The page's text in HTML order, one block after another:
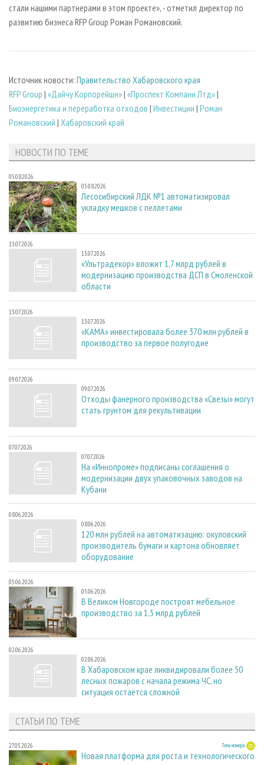
стали нашими партнерами в этом проекте», - отметил директор по
развитию бизнеса RFP Group Роман Романовский.
Источник новости: Правительство Хабаровского края
RFP Group | «Дайчу Корпорейшн»| «Проспект Компани Лтд»|
Биoэнергетика и переработка отходов | Инвестиции | Роман
Романовский | Хабаровский край
НОВОСТИ ПО ТЕМЕ
05.08.2026
05.08.2026
Лесосибирский ЛДК №1 автоматизировал
укладку мешков с пеллетами
13.07.2026
13.07.2026
«Ультрадекор» вложит 1,7 млрд рублей в
модернизацию производства ДСП в Смоленской
области
13.07.2026
13.07.2026
«КАМА» инвестировала более 370 млн рублей в
производство за первое полугодие
09.07.2026
09.07.2026
Отходы фанерного производства «Свезы» могут
стать грунтом для рекультивации
07.07.2026
07.07.2026
На «Иннопроме» подписаны соглашения о
модернизации двух упаковочных заводов на
Кубани
08.06.2026
08.06.2026
120 млн рублей на автоматизацию: окуловский
производитель бумаги и картона обновляет
оборудование
05.06.2026
05.06.2026
В Великом Новгороде построят мебельное
производство за 1,5 млрд рублей
02.06.2026
02.06.2026
В Хабаровском крае ликвидировали более 50
лесных пожаров с начала режима ЧС, но
ситуация остаётся сложной
СТАТЬИ ПО ТЕМЕ
27.05.2026 Тема номера
Новая платформа для роста и технологического